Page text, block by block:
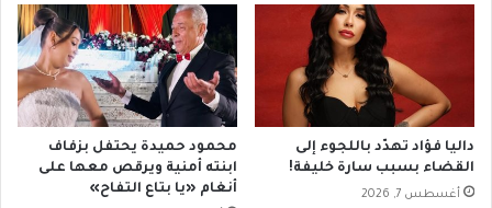
داليا فؤاد تهدّد باللجوء إلى
القضاء بسبب سارة خليفة!
أغسطس 7, 2026
محمود حميدة يحتفل بزفاف
ابنته أمنية ويرقص معها على
أنغام «يا بتاع التفاح»